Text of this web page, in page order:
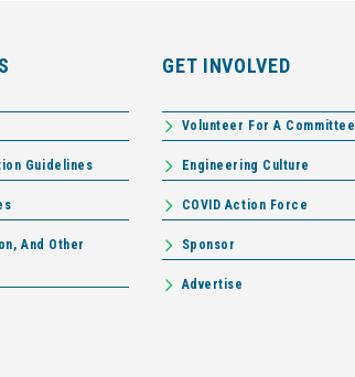
Guidelines
And Other
GET INVOLVED
Volunteer For A Committee
Engineering Culture
COVID Action Force
Sponsor
Advertise